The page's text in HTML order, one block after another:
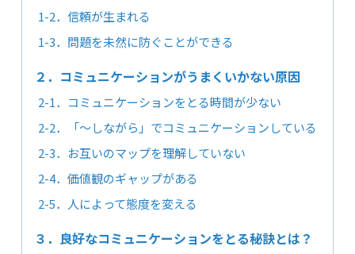
1-2．信頼が生まれる
1-3．問題を未然に防ぐことができる
２．コミュニケーションがうまくいかない原因
2-1．コミュニケーションをとる時間が少ない
2-2．「～しながら」でコミュニケーションしている
2-3．お互いのマップを理解していない
2-4．価値観のギャップがある
2-5．人によって態度を変える
３．良好なコミュニケーションをとる秘訣とは？